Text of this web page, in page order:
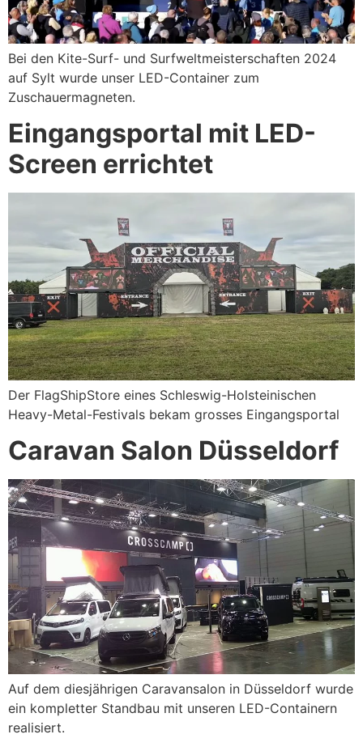
Bei den Kite-Surf- und Surfweltmeisterschaften 2024
auf Sylt wurde unser LED-Container zum
Zuschauermagneten.
Eingangsportal mit LED-
Screen errichtet
Der FlagShipStore eines Schleswig-Holsteinischen
Heavy-Metal-Festivals bekam grosses Eingangsportal
Caravan Salon Düsseldorf
Auf dem diesjährigen Caravansalon in Düsseldorf wurde
ein kompletter Standbau mit unseren LED-Containern
realisiert.